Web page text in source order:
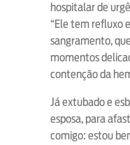
hospitalar de
“Ele tem refluxo
sangramento,
momentos
contenção da
Já extubado e
esposa, para
comigo: estou